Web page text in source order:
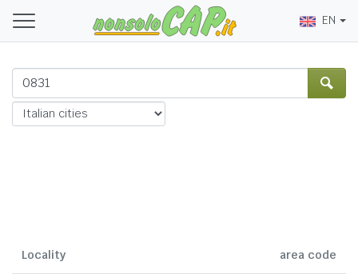
EN
Locality area code